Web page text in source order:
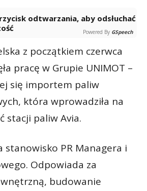
Powered By GSpeech
z początkiem czerwca
pracę w Grupie UNIMOT –
się importem paliw
która wprowadziła na
stacji paliw Avia.
stanowisko PR Managera i
Odpowiada za
budowanie